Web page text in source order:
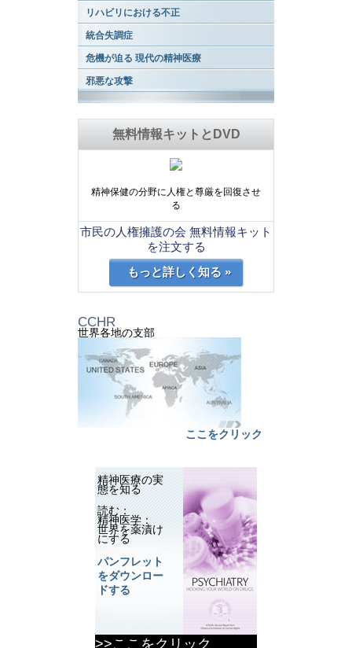
リハビリにおける不正
統合失調症
危機が迫る 現代の精神医療
邪悪な攻撃
無料情報キットとDVD
精神保健の分野に人権と尊厳を回復させ
る
市民の人権擁護の会 無料情報キット
を注文する
もっと詳しく知る »
CCHR
世界各地の支部
ここをクリック
精神医療の実
態を知る
読む：
精神医学：
世界を薬漬け
にする
パンフレット
をダウンロー
ドする
>>ここをクリック